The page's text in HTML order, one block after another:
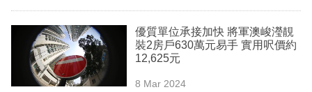
商
業
科
優質單位承接加快 將軍澳峻瀅靚
裝2房戶630萬元易手 實用呎價約
12,625元
8 Mar 2024